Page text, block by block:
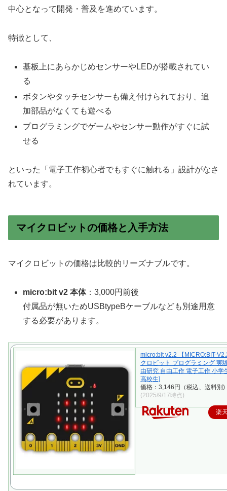
中心となって開発・普及を進めています。
特徴として、
基板上にあらかじめセンサーやLEDが搭載されてい
る
ボタンやタッチセンサーも備え付けられており、追
加部品がなくても遊べる
プログラミングでゲームやセンサー動作がすぐに試
せる
といった「電子工作初心者でもすぐに触れる」設計がなさ
れています。
マイクロビットの価格と入手方法
マイクロビットの価格は比較的リーズナブルです。
micro:bit v2 本体：3,000円前後
付属品が無いためUSBtypeBケーブルなども別途用意
する必要があります。
micro:bit v2.2 【MICRO:BIT-
クロビット プログラミング 実
由研究 自由工作 電子工作 小学
高校生]
価格：3,146円（税込、送料別)
(2025/9/17時点)
楽